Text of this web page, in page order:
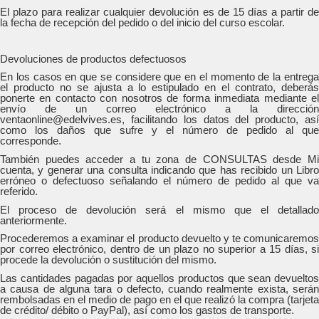
El plazo para realizar cualquier devolución es de 15 días a partir de
la fecha de recepción del pedido o del inicio del curso escolar.
Devoluciones de productos defectuosos
En los casos en que se considere que en el momento de la entrega
el producto no se ajusta a lo estipulado en el contrato, deberás
ponerte en contacto con nosotros de forma inmediata mediante el
envío de un correo electrónico a la dirección
ventaonline@edelvives.es, facilitando los datos del producto, así
como los daños que sufre y el número de pedido al que
corresponde.
También puedes acceder a tu zona de CONSULTAS desde Mi
cuenta, y generar una consulta indicando que has recibido un Libro
erróneo o defectuoso señalando el número de pedido al que va
referido.
El proceso de devolución será el mismo que el detallado
anteriormente.
Procederemos a examinar el producto devuelto y te comunicaremos
por correo electrónico, dentro de un plazo no superior a 15 días, si
procede la devolución o sustitución del mismo.
Las cantidades pagadas por aquellos productos que sean devueltos
a causa de alguna tara o defecto, cuando realmente exista, serán
rembolsadas en el medio de pago en el que realizó la compra (tarjeta
de crédito/ débito o PayPal), así como los gastos de transporte.